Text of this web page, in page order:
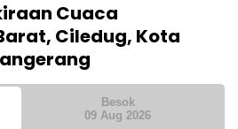
Cuaca
Ciledug, Kota
Besok
09 Aug 2026